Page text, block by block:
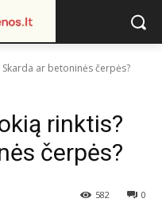
ar betoninės čerpės?
rinktis?
čerpės?
0
582